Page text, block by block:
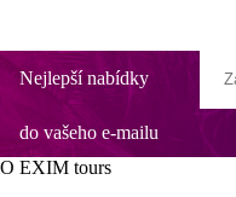
Nejlepší nabídky
do vašeho e-mailu
O EXIM tours